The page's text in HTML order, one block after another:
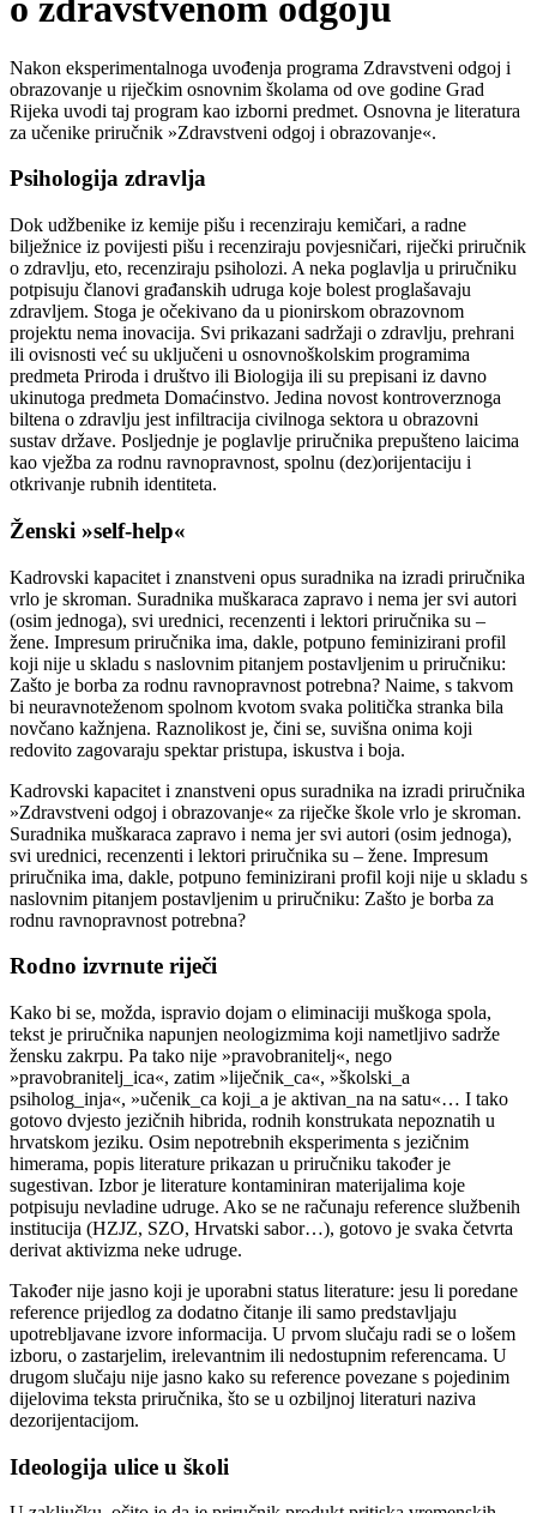
o zdravstvenom odgoju
Nakon eksperimentalnoga uvođenja programa Zdravstveni odgoj i
obrazovanje u riječkim osnovnim školama od ove godine Grad
Rijeka uvodi taj program kao izborni predmet. Osnovna je literatura
za učenike priručnik »Zdravstveni odgoj i obrazovanje«.
Psihologija zdravlja
Dok udžbenike iz kemije pišu i recenziraju kemičari, a radne
bilježnice iz povijesti pišu i recenziraju povjesničari, riječki priručnik
o zdravlju, eto, recenziraju psiholozi. A neka poglavlja u priručniku
potpisuju članovi građanskih udruga koje bolest proglašavaju
zdravljem. Stoga je očekivano da u pionirskom obrazovnom
projektu nema inovacija. Svi prikazani sadržaji o zdravlju, prehrani
ili ovisnosti već su uključeni u osnovnoškolskim programima
predmeta Priroda i društvo ili Biologija ili su prepisani iz davno
ukinutoga predmeta Domaćinstvo. Jedina novost kontroverznoga
biltena o zdravlju jest infiltracija civilnoga sektora u obrazovni
sustav države. Posljednje je poglavlje priručnika prepušteno laicima
kao vježba za rodnu ravnopravnost, spolnu (dez)orijentaciju i
otkrivanje rubnih identiteta.
Ženski »self-help«
Kadrovski kapacitet i znanstveni opus suradnika na izradi priručnika
vrlo je skroman. Suradnika muškaraca zapravo i nema jer svi autori
(osim jednoga), svi urednici, recenzenti i lektori priručnika su –
žene. Impresum priručnika ima, dakle, potpuno feminizirani profil
koji nije u skladu s naslovnim pitanjem postavljenim u priručniku:
Zašto je borba za rodnu ravnopravnost potrebna? Naime, s takvom
bi neuravnoteženom spolnom kvotom svaka politička stranka bila
novčano kažnjena. Raznolikost je, čini se, suvišna onima koji
redovito zagovaraju spektar pristupa, iskustva i boja.
Kadrovski kapacitet i znanstveni opus suradnika na izradi priručnika
»Zdravstveni odgoj i obrazovanje« za riječke škole vrlo je skroman.
Suradnika muškaraca zapravo i nema jer svi autori (osim jednoga),
svi urednici, recenzenti i lektori priručnika su – žene. Impresum
priručnika ima, dakle, potpuno feminizirani profil koji nije u skladu s
naslovnim pitanjem postavljenim u priručniku: Zašto je borba za
rodnu ravnopravnost potrebna?
Rodno izvrnute riječi
Kako bi se, možda, ispravio dojam o eliminaciji muškoga spola,
tekst je priručnika napunjen neologizmima koji nametljivo sadrže
žensku zakrpu. Pa tako nije »pravobranitelj«, nego
»pravobranitelj_ica«, zatim »liječnik_ca«, »školski_a
psiholog_inja«, »učenik_ca koji_a je aktivan_na na satu«… I tako
gotovo dvjesto jezičnih hibrida, rodnih konstrukata nepoznatih u
hrvatskom jeziku. Osim nepotrebnih eksperimenta s jezičnim
himerama, popis literature prikazan u priručniku također je
sugestivan. Izbor je literature kontaminiran materijalima koje
potpisuju nevladine udruge. Ako se ne računaju reference službenih
institucija (HZJZ, SZO, Hrvatski sabor…), gotovo je svaka četvrta
derivat aktivizma neke udruge.
Također nije jasno koji je uporabni status literature: jesu li poredane
reference prijedlog za dodatno čitanje ili samo predstavljaju
upotrebljavane izvore informacija. U prvom slučaju radi se o lošem
izboru, o zastarjelim, irelevantnim ili nedostupnim referencama. U
drugom slučaju nije jasno kako su reference povezane s pojedinim
dijelovima teksta priručnika, što se u ozbiljnoj literaturi naziva
dezorijentacijom.
Ideologija ulice u školi